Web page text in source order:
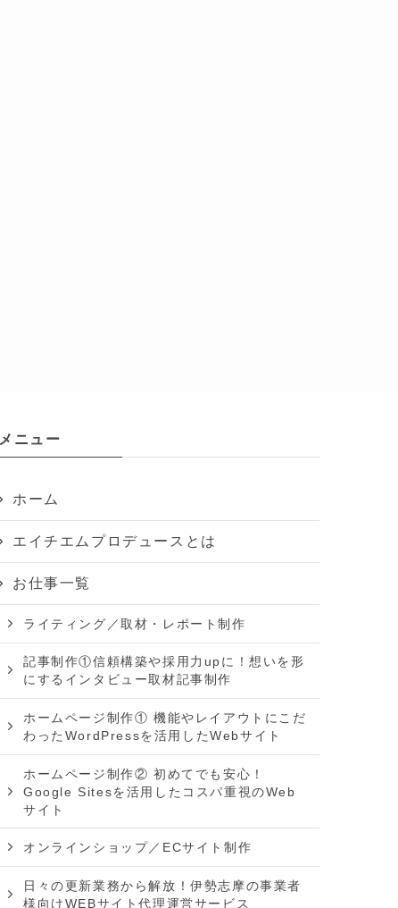
メニュー
ホーム
エイチエムプロデュースとは
お仕事一覧
ライティング／取材・レポート制作
記事制作①信頼構築や採用力upに！想いを形
にするインタビュー取材記事制作
ホームページ制作① 機能やレイアウトにこだ
わったWordPressを活用したWebサイト
ホームページ制作② 初めてでも安心！
Google Sitesを活用したコスパ重視のWeb
サイト
オンラインショップ／ECサイト制作
日々の更新業務から解放！伊勢志摩の事業者
様向けWEBサイト代理運営サービス